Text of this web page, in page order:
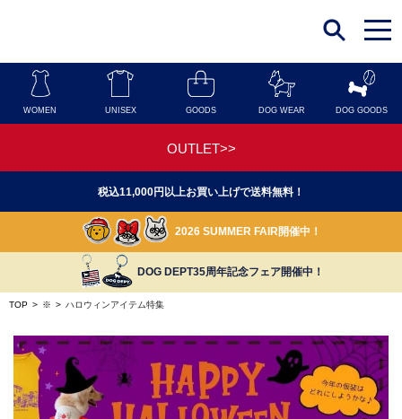
t
o
g
n
a
o
WOMEN UNISEX GOODS DOG WEAR DOG GOODS
OUTLET>>
税込11,000円以上お買い上げで送料無料！
2026 SUMMER FAIR開催中！
DOG DEPT35周年記念フェア開催中！
TOP > ※ > ハロウィンアイテム特集